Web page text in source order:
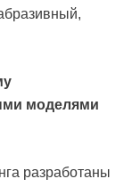
моделями
разработаны